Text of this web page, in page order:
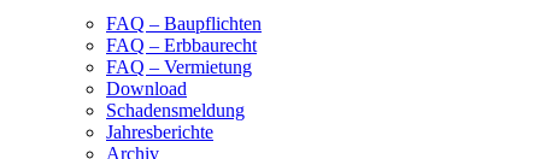
FAQ – Baupflichten
FAQ – Erbbaurecht
FAQ – Vermietung
Download
Schadensmeldung
Jahresberichte
Archiv